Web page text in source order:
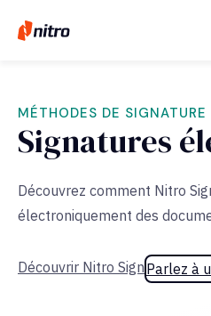
MÉTHODES DE SIGNATURE
Signatures
Découvrez comment Nitro
électroniquement des
Découvrir Nitro Sign Parlez à